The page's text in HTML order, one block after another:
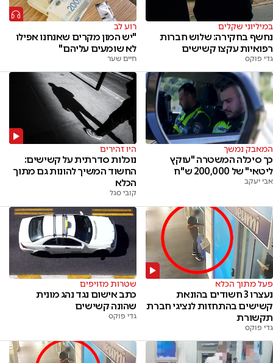
במיליוני שקלים
נחשף בחקירה: שלוש חברות
רפואיות עקצו קשישים
גדי פוקס
רוע לב
"יש המון מקרים שאנחנו אפילו
לא שומעים עליהם"
חיים שער
המאבק נמשך
כך סיכלה המשטרה "עוקץ
ליטאי" של 200,000 ש"ח
אבי יעקב
היו זהירים
נוכלות סדרתית על קשישים:
החשוד המשיך להונות גם מתוך
הכלא
קובי סגל
פעל מתוך הכלא
נעצרו 3 חשודים בהונאת
קשישים בהתחזות לנציגי חברת
תקשורת
גדי פוקס
שטרות מזויפים
כתב אישום נגד נהג מונית
שהונה קשישים
גדי פוקס